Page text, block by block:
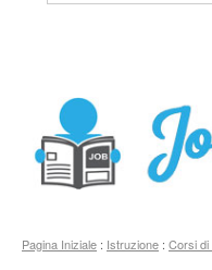
Pagina Iniziale : Istruzione : Corsi di